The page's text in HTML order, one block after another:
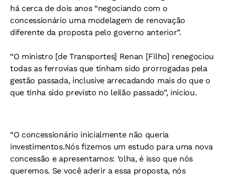
há cerca de dois anos “negociando com o
concessionário uma modelagem de renovação
diferente da proposta pelo governo anterior”.
“O ministro [de Transportes] Renan [Filho] renegociou
todas as ferrovias que tinham sido prorrogadas pela
gestão passada, inclusive arrecadando mais do que o
que tinha sido previsto no leilão passado”, iniciou.
“O concessionário inicialmente não queria
investimentos.Nós fizemos um estudo para uma nova
concessão e apresentamos: ‘olha, é isso que nós
queremos. Se você aderir a essa proposta, nós